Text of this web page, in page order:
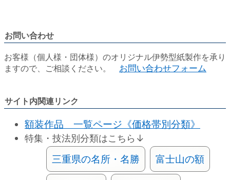
お問い合わせ
お客様（個人様・団体様）のオリジナル伊勢型紙製作を承り
ますので、ご相談ください。 お問い合わせフォーム
サイト内関連リンク
額装作品 一覧ページ《価格帯別分類》
特集・技法別分類はこちら↓
三重県の名所・名勝 富士山の額